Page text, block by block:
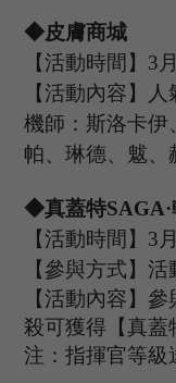
◆皮膚商城
【活動時間】 3月
【活動內容】
人
機師：斯洛卡伊
帕、琳德、魃、
◆真蓋特
【活動時間】 3月
【參與方式】 活
【活動內容】參
殺可獲得【真蓋
注：指揮官等級